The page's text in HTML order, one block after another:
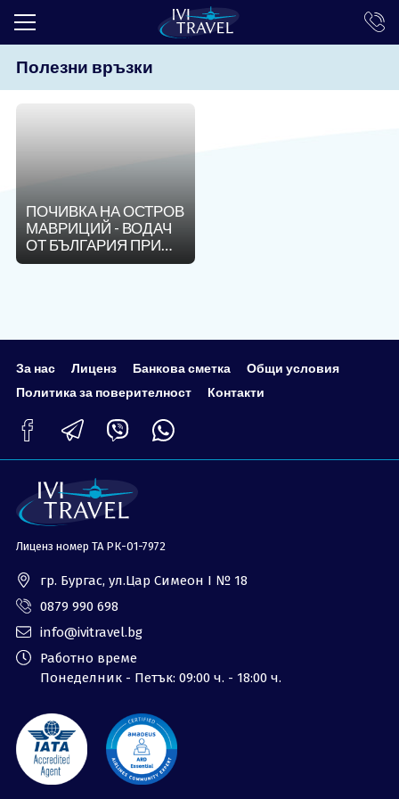
ТОП ОФЕРТИ
КРУИЗИ
LAST MINUTE
ТРАНСФЕРИ
ОЩЕ
Банкова сметка
Политика за
поверителност
0879 990 698 Запитване
Полезни връзки
ПОЧИВКА НА ОСТРОВ
МАВРИЦИЙ - ВОДАЧ
ОТ БЪЛГАРИЯ ПРИ
МИНИМУМ 12
За нас Лиценз Банкова сметка
Общи условия
Политика за поверителност
Контакти
Лиценз номер ТА РК-01-7972
гр. Бургас, ул.Цар Симеон I № 18
0879 990 698
info@ivitravel.bg
Работно време
Понеделник - Петък: 09:00 ч. - 18:00 ч.